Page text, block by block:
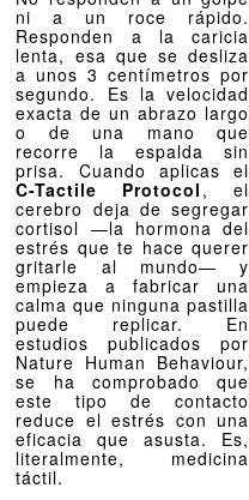
ni a un roce rápido.
Responden a la caricia
lenta, esa que se desliza
a unos 3 centímetros por
segundo. Es la velocidad
exacta de un abrazo largo
o de una mano que
recorre la espalda sin
prisa. Cuando aplicas el
C-Tactile Protocol , el
cerebro deja de segregar
cortisol —la hormona del
estrés que te hace querer
gritarle al mundo— y
empieza a fabricar una
calma que ninguna pastilla
puede replicar. En
estudios publicados por
Nature Human Behaviour,
se ha comprobado que
este tipo de contacto
reduce el estrés con una
eficacia que asusta. Es,
literalmente, medicina
táctil.